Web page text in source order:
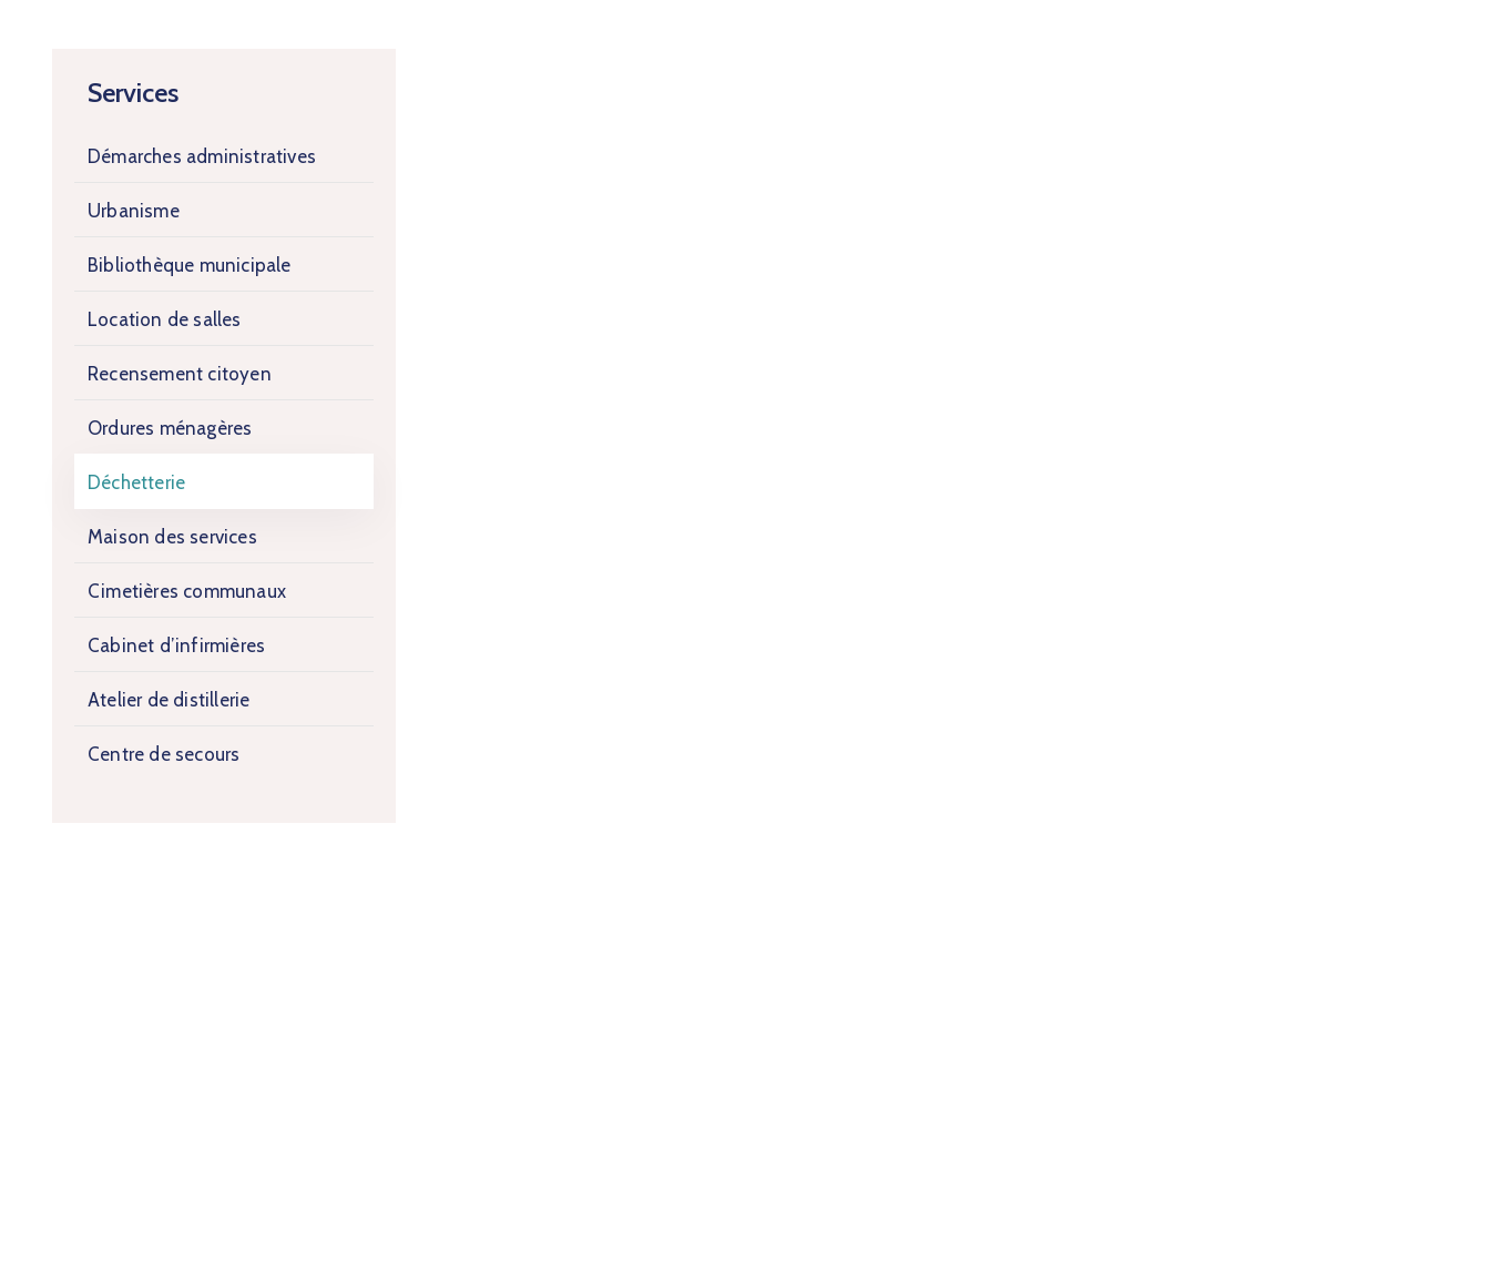
Services
Démarches administratives
Urbanisme
Bibliothèque municipale
Location de salles
Recensement citoyen
Ordures ménagères
Déchetterie
Maison des services
Cimetières communaux
Cabinet d’infirmières
Atelier de distillerie
Centre de secours